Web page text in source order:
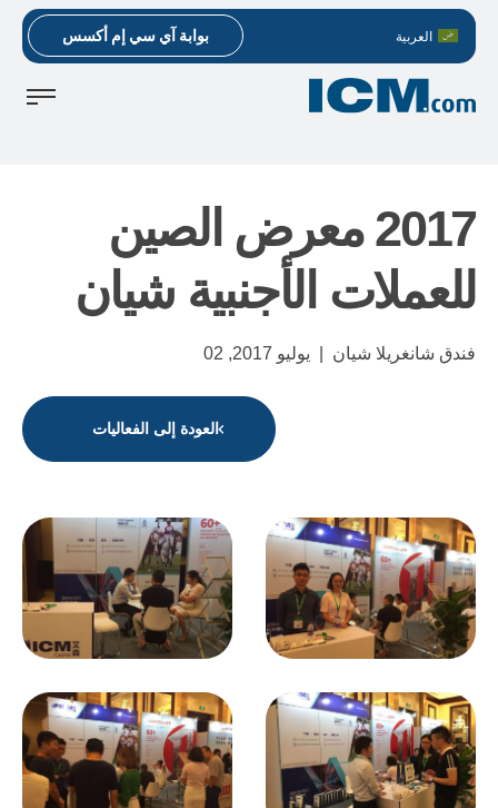
العربية بوابة آي سي إم أكسس
2017 معرض الصين
للعملات الأجنبية شيان
فندق شانغريلا شيان | يوليو 2017, 02
العودة إلى الفعاليات